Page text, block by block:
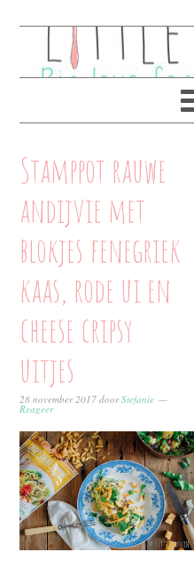
Stamppot rauwe
andijvie met
blokjes fenegriek
kaas, rode ui en
cheese cripsy
uitjes
28 november 2017 doorStefanie
Reageer